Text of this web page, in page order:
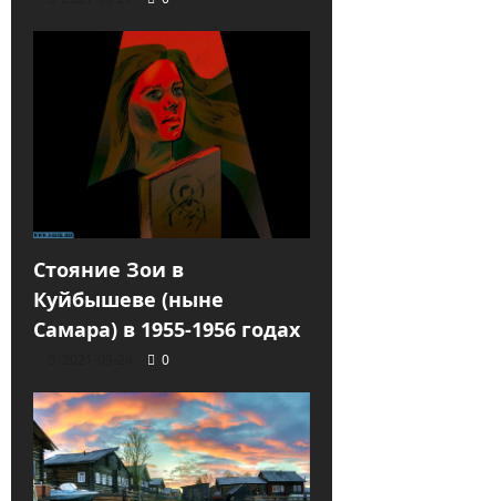
Стояние Зои в
Куйбышеве (ныне
Самара) в 1955-1956 годах
0